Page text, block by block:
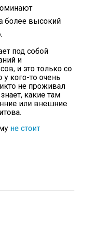
более высокий
под собой
и
и это только со
у кого-то очень
не проживал
какие там
или внешние
не стоит